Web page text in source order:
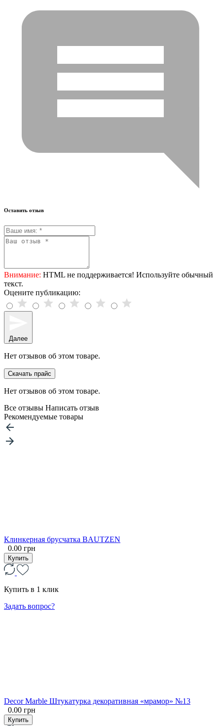
Оставить отзыв
Внимание: HTML не поддерживается! Используйте обычный
текст.
Оцените публикацию:
Далее
Нет отзывов об этом товаре.
Скачать прайс
Нет отзывов об этом товаре.
Все отзывы Написать отзыв
Рекомендуемые товары
Клинкерная брусчатка BAUTZEN
0.00 грн
Купить
Купить в 1 клик
Задать вопрос?
Decor Marble Штукатурка декоративная «мрамор» №13
0.00 грн
Купить